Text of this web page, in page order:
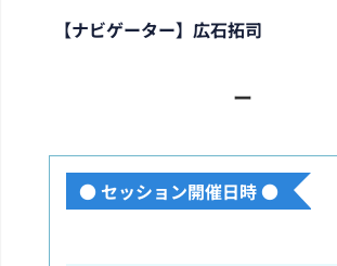
【ナビゲーター】広石拓司
ー
● セッション開催日時 ●